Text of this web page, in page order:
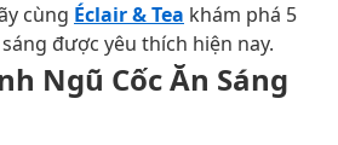
cùng Éclair & Tea khám phá 5
được yêu thích hiện nay.
Ngũ Cốc Ăn Sáng